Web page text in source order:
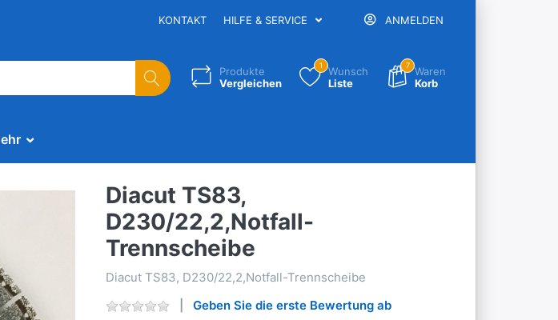
KONTAKT HILFE & SERVICE ANMELDEN
Produkte
Vergleichen
1
Wunsch
Liste
7 Waren
Korb
Diacut TS83,
D230/22,2,Notfall-
Trennscheibe
Diacut TS83, D230/22,2,Notfall-Trennscheibe
Geben Sie die erste Bewertung ab